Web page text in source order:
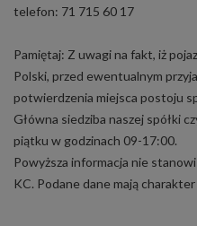
telefon: 71 715 60 17
Pamiętaj: Z uwagi na fakt, iż
Polski, przed ewentualnym
potwierdzenia miejsca postoju
Główna siedziba naszej spółki
piątku w godzinach 09-17:00.
Powyższa informacja nie
KC. Podane dane mają